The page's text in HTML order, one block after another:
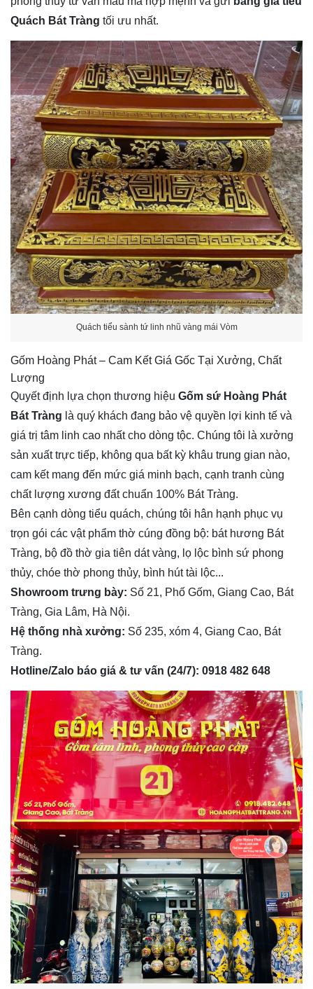
Quách Bát Tràng tối ưu nhất.
Quách tiểu sành tứ linh nhũ vàng mái Vòm
Gốm Hoàng Phát – Cam Kết Giá Gốc Tại Xưởng, Chất
Lượng
Quyết định lựa chọn thương hiệu Gốm sứ Hoàng Phát
Bát Tràng là quý khách đang bảo vệ quyền lợi kinh tế và
giá trị tâm linh cao nhất cho dòng tộc. Chúng tôi là xưởng
sản xuất trực tiếp, không qua bất kỳ khâu trung gian nào,
cam kết mang đến mức giá minh bạch, cạnh tranh cùng
chất lượng xương đất chuẩn 100% Bát Tràng.
Bên cạnh dòng tiểu quách, chúng tôi hân hạnh phục vụ
trọn gói các vật phẩm thờ cúng đồng bộ: bát hương Bát
Tràng, bộ đồ thờ gia tiên dát vàng, lọ lộc bình sứ phong
thủy, chóe thờ phong thủy, bình hút tài lộc...
Showroom trưng bày: Số 21, Phố Gốm, Giang Cao, Bát
Tràng, Gia Lâm, Hà Nội.
Hệ thống nhà xưởng: Số 235, xóm 4, Giang Cao, Bát
Tràng.
Hotline/Zalo báo giá & tư vấn (24/7): 0918 482 648